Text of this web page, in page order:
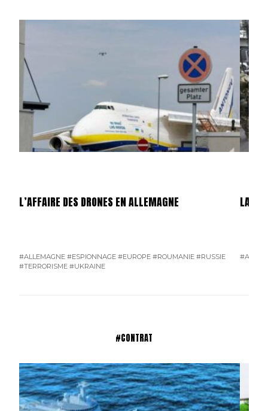
L’AFFAIRE DES DRONES EN ALLEMAGNE
#ALLEMAGNE #ESPIONNAGE #EUROPE #ROUMANIE #RUSSIE
#TERRORISME #UKRAINE
LA
#CONTRAT